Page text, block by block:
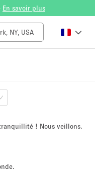
En savoir plus
! Nous veillons.